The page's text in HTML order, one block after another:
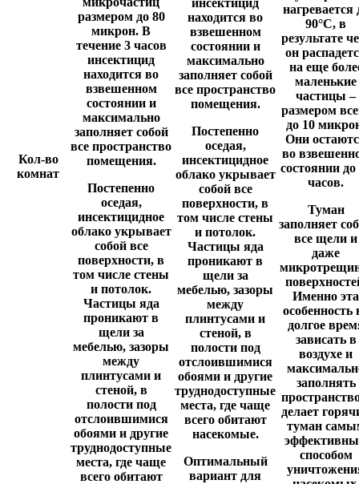
Кол-во
комнат
размером до 80
микрон. В
течение 3 часов
инсектицид
находится во
взвешенном
состоянии и
максимально
заполняет собой
все пространство
помещения.
Постепенно
оседая,
инсектицидное
облако укрывает
собой все
поверхности, в
том числе стены
и потолок.
Частицы яда
проникают в
щели за
мебелью, зазоры
между
плинтусами и
стеной, в
полости под
отслоившимися
обоями и другие
труднодоступные
места, где чаще
всего обитают
находится во
взвешенном
состоянии и
максимально
заполняет собой
все пространство
помещения.
Постепенно
оседая,
инсектицидное
облако укрывает
собой все
поверхности, в
том числе стены
и потолок.
Частицы яда
проникают в
щели за
мебелью, зазоры
между
плинтусами и
стеной, в
полости под
отслоившимися
обоями и другие
труднодоступные
места, где чаще
всего обитают
насекомые.
Оптимальный
вариант для
нагревается
90°C, в
результате
он
на еще
маленькие
частицы –
размером
до 10
Они
во
состоянии до
часов.
Туман
заполняет
все щели и
даже
Именно эта
особенность
долгое
зависать в
воздухе и
заполнять
делает
туман
способом